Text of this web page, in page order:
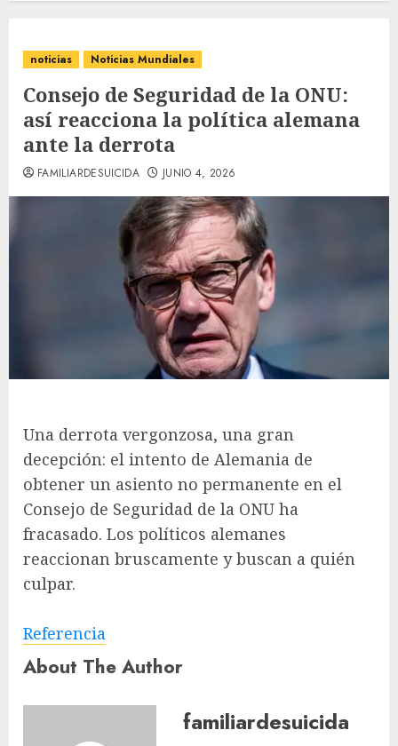
noticias Noticias Mundiales
Consejo de Seguridad de la ONU:
así reacciona la política alemana
ante la derrota
FAMILIARDESUICIDA JUNIO 4, 2026
Una derrota vergonzosa, una gran
decepción: el intento de Alemania de
obtener un asiento no permanente en el
Consejo de Seguridad de la ONU ha
fracasado. Los políticos alemanes
reaccionan bruscamente y buscan a quién
culpar.
Referencia
About The Author
familiardesuicida